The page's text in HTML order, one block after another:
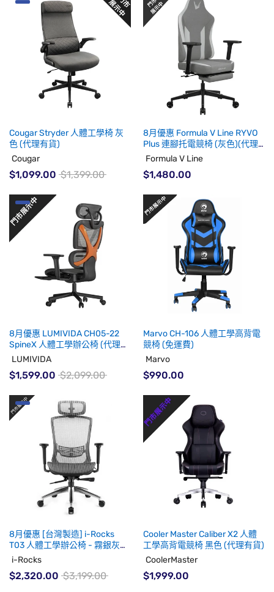
Cougar Stryder 人體工學椅 灰
色 (代理有貨)
Cougar
$1,099.00 $1,399.00
8月優惠 Formula V Line RYVO
Plus 連腳托電競椅 (灰色)(代理
只餘少量貨)
Formula V Line
$1,480.00
8月優惠 LUMIVIDA CH05-22
SpineX 人體工學辦公椅 (代理有
貨)
LUMIVIDA
$1,599.00 $2,099.00
Marvo CH-106 人體工學高背電
競椅 (免運費)
Marvo
$990.00
8月優惠 [台灣製造] i-Rocks
T03 人體工學辦公椅 - 霧銀灰
(By Order)
i-Rocks
$2,320.00 $3,199.00
Cooler Master Caliber X2 人體
工學高背電競椅 黑色 (代理有貨)
CoolerMaster
$1,999.00